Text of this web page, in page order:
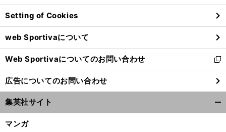
ン
ド
ウ
で
開
く
Setting of Cookies
web Sportivaについて
Web Sportivaについてのお問い合わせ
新
し
い
ウ
ィ
ン
広告についてのお問い合わせ
集英社サイト
マンガ